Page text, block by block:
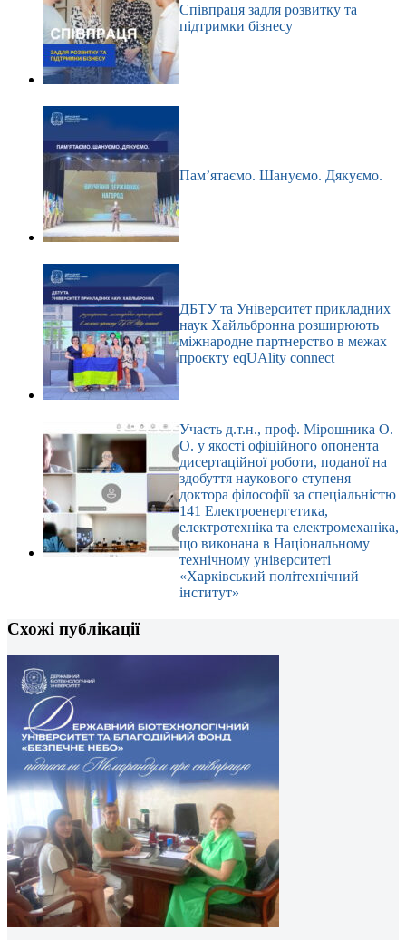
Співпраця задля розвитку та
підтримки бізнесу
Пам’ятаємо. Шануємо. Дякуємо.
ДБТУ та Університет прикладних
наук Хайльбронна розширюють
міжнародне партнерство в межах
проєкту eqUAlity connect
Участь д.т.н., проф. Мірошника О.
О. у якості офіційного опонента
дисертаційної роботи, поданої на
здобуття наукового ступеня
доктора філософії за спеціальністю
141 Електроенергетика,
електротехніка та електромеханіка,
що виконана в Національному
технічному університеті
«Харківський політехнічний
інститут»
Схожі публікації